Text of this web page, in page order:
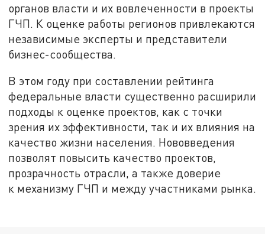
органов власти и их вовлеченности в проекты
ГЧП. К оценке работы регионов привлекаются
независимые эксперты и представители
бизнес-сообщества.
В этом году при составлении рейтинга
федеральные власти существенно расширили
подходы к оценке проектов, как с точки
зрения их эффективности, так и их влияния на
качество жизни населения. Нововведения
позволят повысить качество проектов,
прозрачность отрасли, а также доверие
к механизму ГЧП и между участниками рынка.